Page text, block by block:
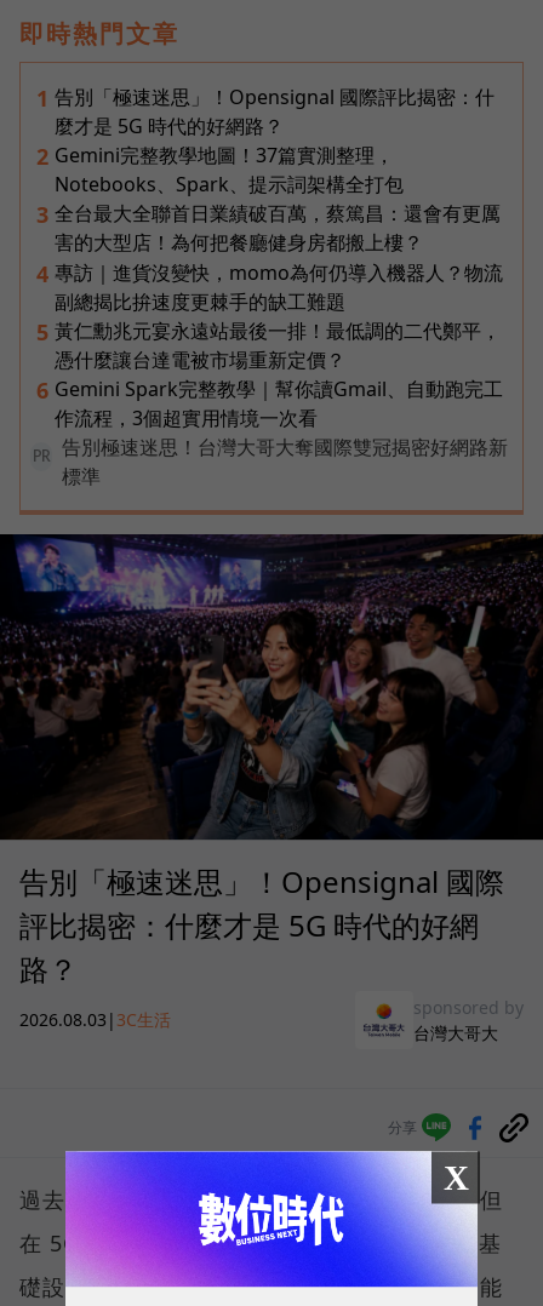
即時熱門文章
1 告別「極速迷思」！Opensignal 國際評比揭密：什
麼才是 5G 時代的好網路？
2 Gemini完整教學地圖！37篇實測整理，
Notebooks、Spark、提示詞架構全打包
3 全台最大全聯首日業績破百萬，蔡篤昌：還會有更厲
害的大型店！為何把餐廳健身房都搬上樓？
4 專訪｜進貨沒變快，momo為何仍導入機器人？物流
副總揭比拚速度更棘手的缺工難題
5 黃仁勳兆元宴永遠站最後一排！最低調的二代鄭平，
憑什麼讓台達電被市場重新定價？
6 Gemini Spark完整教學｜幫你讀Gmail、自動跑完工
作流程，3個超實用情境一次看
PR
告別極速迷思！台灣大哥大奪國際雙冠揭密好網路新
標準
告別「極速迷思」！Opensignal 國際
評比揭密：什麼才是 5G 時代的好網
路？
2026.08.03 | 3C生活
sponsored by
台灣大哥大
分享
過去，下載速度是評價電信服務的重要指標，但
在 5G 成為工作、娛樂、生活不可或缺的數位基
礎設施後，消費者發現，再快的網速，如果不能
X